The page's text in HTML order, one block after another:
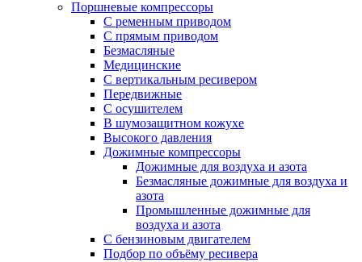
Поршневые компрессоры
С ременным приводом
С прямым приводом
Безмасляные
Медицинские
С вертикальным ресивером
Передвижные
С осушителем
В шумозащитном кожухе
Высокого давления
Дожимные компрессоры
Дожимные для воздуха и азота
Безмасляные дожимные для воздуха и
азота
Промышленные дожимные для
воздуха и азота
С бензиновым двигателем
Подбор по объёму ресивера